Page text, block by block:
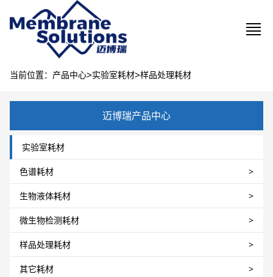
当前位置：产品中心>实验室耗材>样品处理耗材
迈博瑞产品中心
实验室耗材
色谱耗材 >
生物液体耗材 >
微生物检测耗材 >
样品处理耗材 >
其它耗材 >